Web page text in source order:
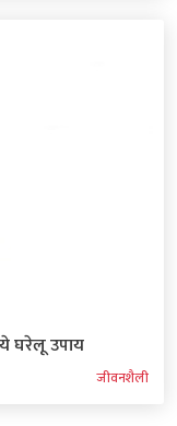
घरेलू उपाय
जीवनशैली